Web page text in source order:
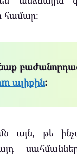
ալիքին:
այն, թե